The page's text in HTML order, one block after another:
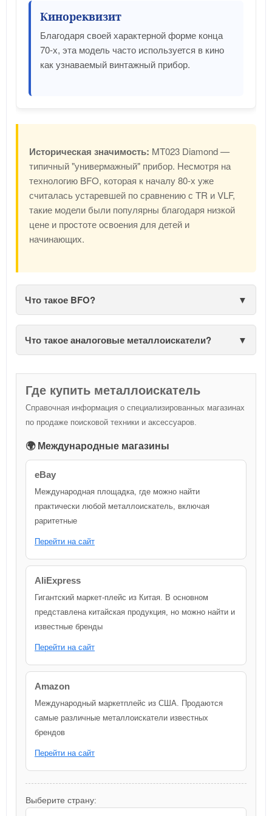
Кинореквизит
Благодаря своей характерной форме конца
70-х, эта модель часто используется в кино
как узнаваемый винтажный прибор.
Историческая значимость: MT023 Diamond —
типичный "универмажный" прибор. Несмотря на
технологию BFO, которая к началу 80-х уже
считалась устаревшей по сравнению с TR и VLF,
такие модели были популярны благодаря низкой
цене и простоте освоения для детей и
начинающих.
Что такое BFO?
Что такое аналоговые металлоискатели?
Где купить металлоискатель
Справочная информация о специализированных магазинах
по продаже поисковой техники и аксессуаров.
🌍 Международные магазины
eBay
Международная площадка, где можно найти
практически любой металлоискатель, включая
раритетные
Перейти на сайт
AliExpress
Гигантский маркет-плейс из Китая. В основном
представлена китайская продукция, но можно найти и
известные бренды
Перейти на сайт
Amazon
Международный маркетплейс из США. Продаются
самые различные металлоискатели известных
брендов
Перейти на сайт
Выберите страну: